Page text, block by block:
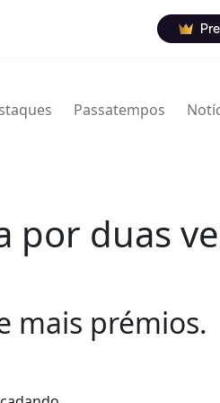
Passatempos
por duas
mais prémios.